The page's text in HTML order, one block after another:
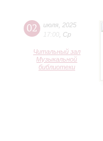
02 июля 2025
17:00 Ср
Читальный зал
Музыкальной
библиотеки